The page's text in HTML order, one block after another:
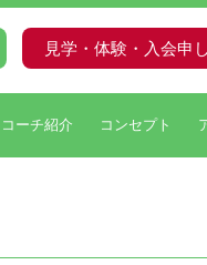
見学・体験・入会申
コーチ紹介 コンセプト